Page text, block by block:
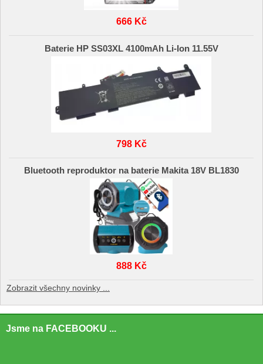
666 Kč
Baterie HP SS03XL 4100mAh Li-Ion 11.55V
798 Kč
Bluetooth reproduktor na baterie Makita 18V BL1830
888 Kč
Zobrazit všechny novinky ...
Jsme na FACEBOOKU ...